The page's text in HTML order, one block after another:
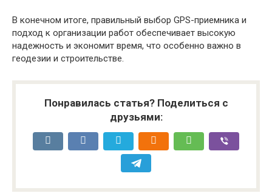
В конечном итоге, правильный выбор GPS-приемника и
подход к организации работ обеспечивает высокую
надежность и экономит время, что особенно важно в
геодезии и строительстве.
Понравилась статья? Поделиться с
друзьями: